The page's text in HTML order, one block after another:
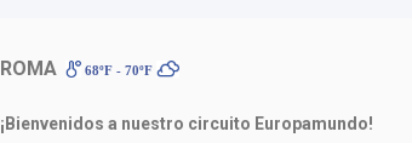
ROMA 68ºF - 70ºF
¡Bienvenidos a nuestro circuito Europamundo!